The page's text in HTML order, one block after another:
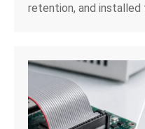
retention, and